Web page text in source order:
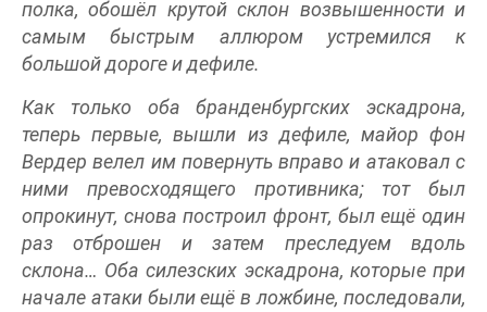
полка, обошёл крутой склон возвышенности и
самым быстрым аллюром устремился к
большой дороге и дефиле.
Как только оба бранденбургских эскадрона,
теперь первые, вышли из дефиле, майор фон
Вердер велел им повернуть вправо и атаковал с
ними превосходящего противника; тот был
опрокинут, снова построил фронт, был ещё один
раз отброшен и затем преследуем вдоль
склона… Оба силезских эскадрона, которые при
начале атаки были ещё в ложбине, последовали,